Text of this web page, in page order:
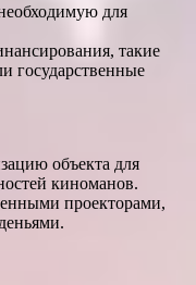
для
такие
государственные
объекта для
киноманов.
проекторами,